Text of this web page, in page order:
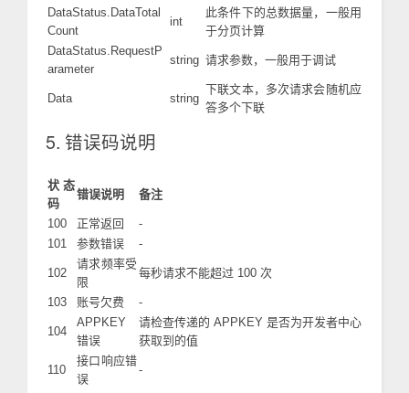
DataStatus.DataTotal
Count
int
此条件下的总数据量，一般用
于分页计算
DataStatus.RequestP
arameter
string 请求参数，一般用于调试
Data string
下联文本，多次请求会随机应
答多个下联
5. 错误码说明
状态
码
错误说明 备注
100 正常返回
-
101
参数错误 -
102
请求频率受
限
每秒请求不能超过 100 次
103 账号欠费 -
104
APPKEY
错误
请检查传递的 APPKEY 是否为开发者中心
获取到的值
110
接口响应错
误
-